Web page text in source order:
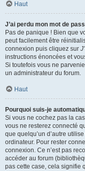
Haut
J’ai perdu mon mot de
Pas de panique ! Bien que
peut facilement être
connexion puis cliquez sur
instructions énoncées et
Si toutefois vous ne
un administrateur du forum.
Haut
Pourquoi suis-je
Si vous ne cochez pas la
vous ne resterez connecté
que quelqu’un d’autre
ordinateur. Pour rester
connexion. Ce n’est pas
accéder au forum
pas cette case, cela signifie